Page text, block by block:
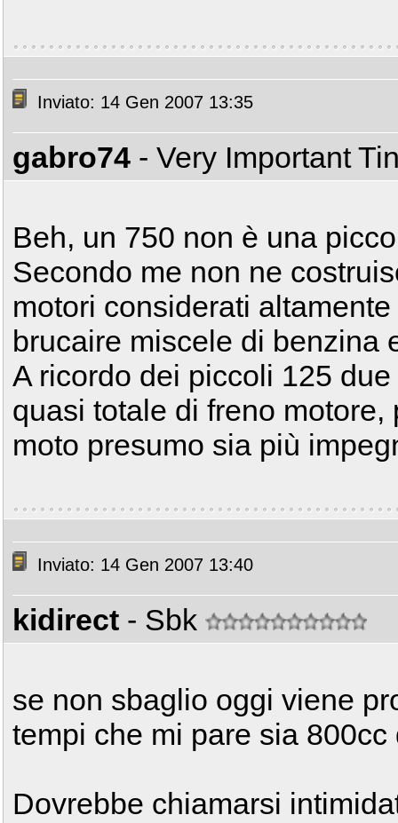
Inviato: 14 Gen 2007 13:35
gabro74 - Very Important
Beh, un 750 non è una
Secondo me non ne
motori considerati
brucaire miscele di benzina
A ricordo dei piccoli 125
quasi totale di freno
moto presumo sia più
Inviato: 14 Gen 2007 13:40
kidirect - Sbk
se non sbaglio oggi viene
tempi che mi pare sia 800cc
Dovrebbe chiamarsi